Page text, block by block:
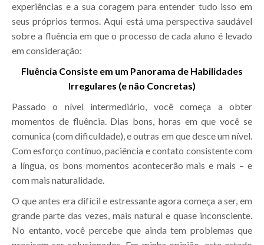
experiências e a sua coragem para entender tudo isso em
seus próprios termos. Aqui está uma perspectiva saudável
sobre a fluência em que o processo de cada aluno é levado
em consideração:
Fluência Consiste em um Panorama de Habilidades
Irregulares (e não Concretas)
Passado o nível intermediário, você começa a obter
momentos de fluência. Dias bons, horas em que você se
comunica (com dificuldade), e outras em que desce um nível.
Com esforço contínuo, paciência e contato consistente com
a língua, os bons momentos acontecerão mais e mais – e
com mais naturalidade.
O que antes era difícil e estressante agora começa a ser, em
grande parte das vezes, mais natural e quase inconsciente.
No entanto, você percebe que ainda tem problemas que